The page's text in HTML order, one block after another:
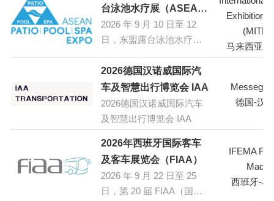
为展会提供了理想的地理
位置，欢迎运输和物流行
业的专业人士前来探索行
业未来。
配件、修理、维护、制造
设备及技术等领域，为行
业专业人士提供了展示创
新成果和建立商业联系的
绝佳机会，促进了区域间
的汽车行业发展与合作。
具规模的汽车零部件、维
修检测诊断设备及汽车服
务用品展览会之一，展会
示新产品、新技术和建立
业务联系的平台。展品范
围涵盖汽车零部件、电子
及系统、附件及改装、诊
断及维修 / 车身及喷漆、轮
胎及轮毂等多个领域。展
会同期还将举办多场行业
峰会、技术论坛和研讨
会，聚焦汽车行业的最新
台泳池水疗展（ASEAN
PATIO POOL SPA
EXPO）
2026 年 9 月 10 日至 12
日，东盟露台泳池水疗展
（ASEAN PATIO POOL
SPA EXPO 2026）将在吉
隆坡国际贸易展览中心
（MITEC）举办。该展会
致力于在东南亚地区打造
一个不可或缺的进出口平
台。泰国已被誉为亚洲
的“水疗之都”，而泳池市场
正在迅速扩张。
Exhibition
马来西亚-
2026德国汉诺威国际汽
车及智慧出行博览会 IAA
2026德国汉诺威国际汽车
及智慧出行博览会 IAA
德国-汉
2026年西班牙国际客车
及客车展览会（FIAA）
2026 年 9 月 22 日至 25
日，第 20 届 FIAA（国际
IFEMA
Madrid
西班牙-马